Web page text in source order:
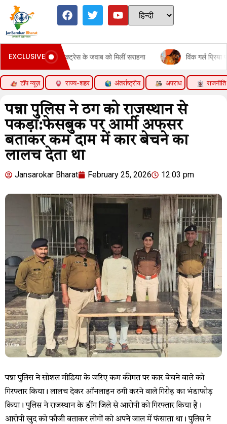
EXCLUSIVE
एक्ट्रेस के जवाब को मिलीं सराहना विंक गर्ल प्रिया प्रकाश वॉरियल
टॉप न्यूज़ राज्य-शहर अंतर्राष्ट्रीय अपराध राजनीति
पन्ना पुलिस ने ठग को राजस्थान से
पकड़ा:फेसबुक पर आर्मी अफसर
बताकर कम दाम में कार बेचने का
लालच देता था
Jansarokar Bharat February 25, 2026 12:03 pm
पन्ना पुलिस ने सोशल मीडिया के जरिए कम कीमत पर कार बेचने वाले को
गिरफ्तार किया। लालच देकर ऑनलाइन ठगी करने वाले गिरोह का भंडाफोड़
किया। पुलिस ने राजस्थान के डींग जिले से आरोपी को गिरफ्तार किया है।
आरोपी खुद को फौजी बताकर लोगों को अपने जाल में फंसाता था। पुलिस ने